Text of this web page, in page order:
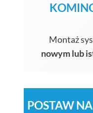
Montaż
nowym lub
POSTAW